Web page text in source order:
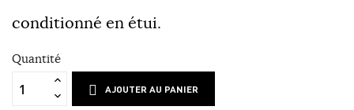
conditionné en étui.
Quantité
AJOUTER AU PANIER